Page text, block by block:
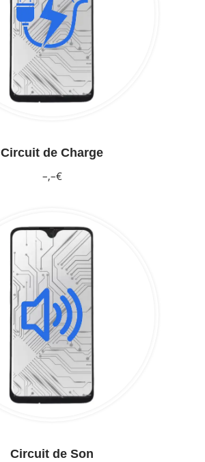
Circuit de Charge
–,–€
Circuit de Son